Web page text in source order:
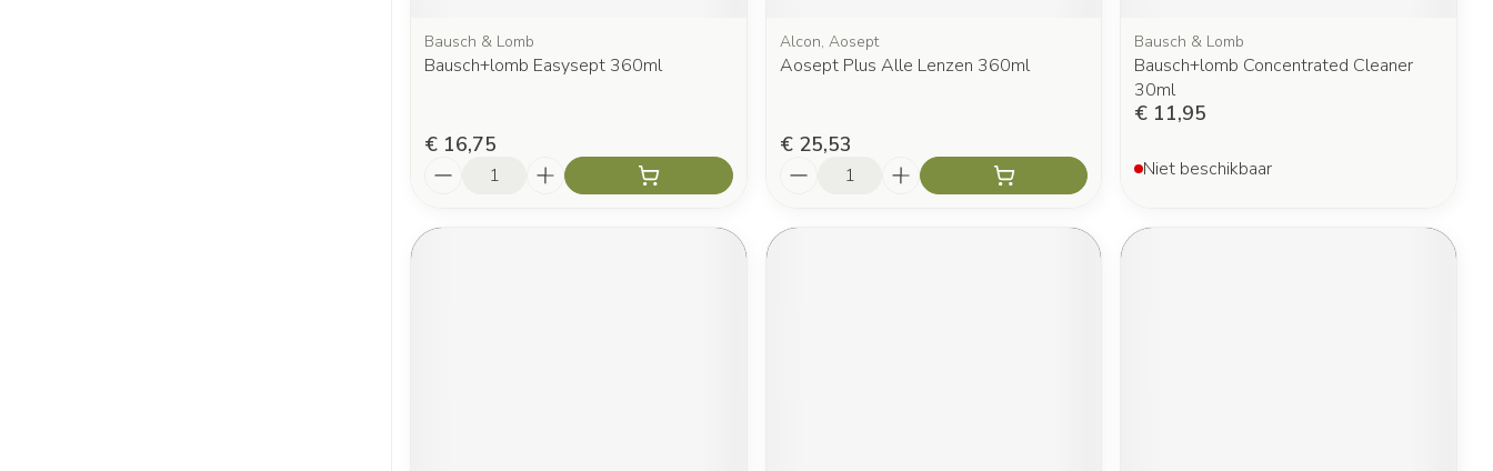
Bausch & Lomb
Bausch+lomb Easysept 360ml
€ 16,75
Alcon, Aosept
Aosept Plus Alle Lenzen 360ml
€ 25,53
Bausch & Lomb
Bausch+lomb Concentrated Cleaner
30ml
€ 11,95
Niet beschikbaar